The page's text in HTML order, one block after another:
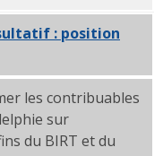
: position
les contribuables
sur
du BIRT et du